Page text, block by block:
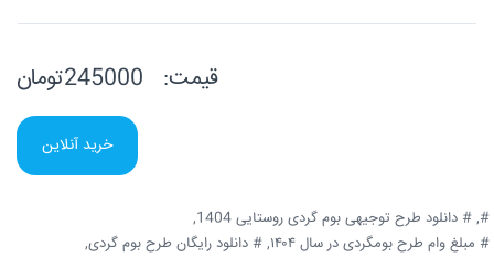
قیمت:
خرید آنلاین
#, # دانلود طرح توجیهی بوم گردی روستایی 1404,
# مبلغ وام طرح بومگردی در سال ۱۴۰۴,
# دانلود رایگان طرح بوم گردی,